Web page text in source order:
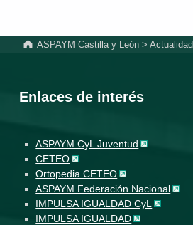
ASPAYM Castilla y León >Actualidad
Enlaces de interés
ASPAYM CyL Juventud
CETEO
Ortopedia CETEO
ASPAYM Federación Nacional
IMPULSA IGUALDAD CyL
IMPULSA IGUALDAD